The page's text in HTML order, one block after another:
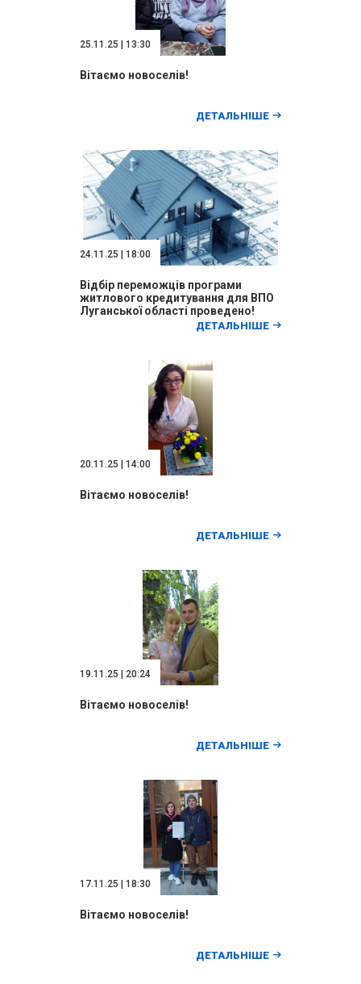
25.11.25 | 13:30
Вітаємо новоселів!
ДЕТАЛЬНІШЕ
24.11.25 | 18:00
Відбір переможців програми
житлового кредитування для ВПО
Луганської області проведено!
ДЕТАЛЬНІШЕ
20.11.25 | 14:00
Вітаємо новоселів!
ДЕТАЛЬНІШЕ
19.11.25 | 20:24
Вітаємо новоселів!
ДЕТАЛЬНІШЕ
17.11.25 | 18:30
Вітаємо новоселів!
ДЕТАЛЬНІШЕ